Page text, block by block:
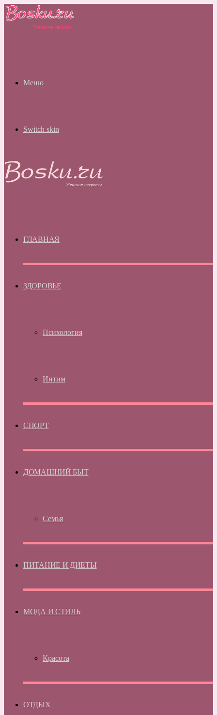
Меню
Switch skin
ГЛАВНАЯ
ЗДОРОВЬЕ
Психология
Интим
СПОРТ
ДОМАШНИЙ БЫТ
Семья
ПИТАНИЕ И ДИЕТЫ
МОДА И СТИЛЬ
Красота
ОТДЫХ